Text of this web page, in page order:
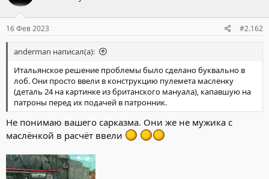
16 Фев 2023 #2.162
anderman написал(а):
Итальянское решение проблемы было сделано буквально в
лоб. Они просто ввели в конструкцию пулемета масленку
(деталь 24 на картинке из британского мануала), капавшую на
патроны перед их подачей в патронник.
Не понимаю вашего сарказма. Они же не мужика с
маслёнкой в расчёт ввели